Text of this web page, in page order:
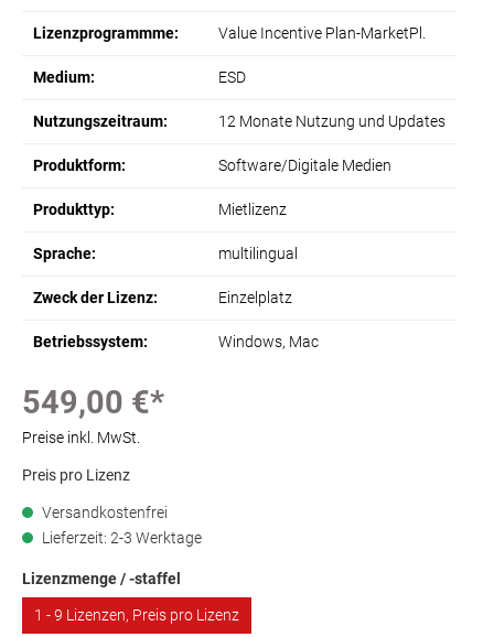
Lizenzprogrammme: Value Incentive Plan-MarketPl.
Medium: ESD
Nutzungszeitraum: 12 Monate Nutzung und Updates
Produktform: Software/Digitale Medien
Produkttyp: Mietlizenz
Sprache: multilingual
Zweck der Lizenz: Einzelplatz
Betriebssystem: Windows, Mac
549,00 €*
Preise inkl. MwSt.
Preis pro Lizenz
Versandkostenfrei
Lieferzeit: 2-3 Werktage
Lizenzmenge / -staffel
1 - 9 Lizenzen, Preis pro Lizenz